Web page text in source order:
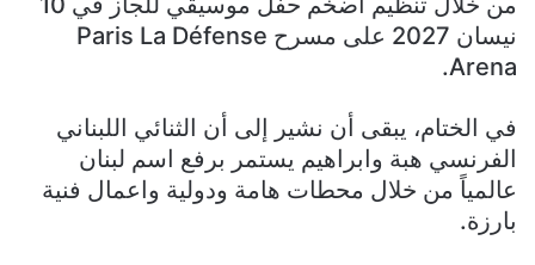
نيسان 2027 على مسرح Paris La Défense
Arena.
في الختام، يبقى أن نشير إلى أن الثنائي اللبناني
الفرنسي هبة وابراهيم يستمر برفع اسم لبنان
عالمياً من خلال محطات هامة ودولية واعمال فنية
بارزة.